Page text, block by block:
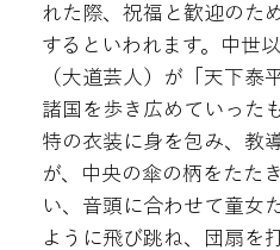
れた際、祝福と歓迎のた
するといわれます。中世
（大道芸人）が「天下泰
諸国を歩き広めていった
特の衣装に身を包み、教
が、中央の傘の柄をたた
い、音頭に合わせて童女
ように飛び跳ね、団扇を